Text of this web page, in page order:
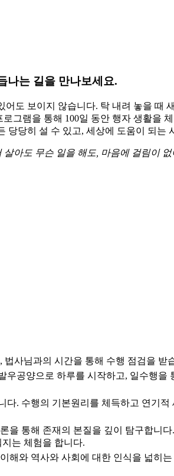
나는 길을 만나보세요.
도 보이지 않습니다. 탁 내려 놓을 때
그램을 통해 100일 동안 행자 생활을
당히 설 수 있고, 세상에 도움이 되는
아도 무슨 일을 해도, 마음에 걸림이
사님과의 시간을 통해 수행 점검을 받
우공양으로 하루를 시작하고, 일수행을
다. 수행의 기본원리를 체득하고 연기적
을 통해 존재의 본질을 깊이 탐구합니
는 체험을 합니다.
해와 역사와 사회에 대한 인식을 넓히